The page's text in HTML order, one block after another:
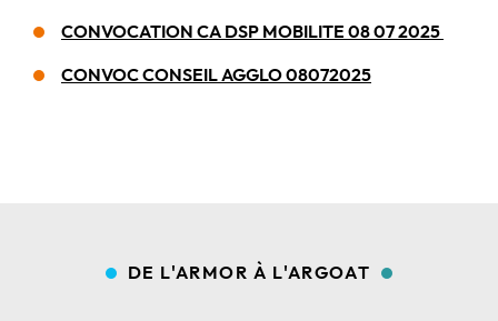
CONVOCATION CA DSP MOBILITE 08 07 2025
CONVOC CONSEIL AGGLO 08072025
DE L'ARMOR À L'ARGOAT